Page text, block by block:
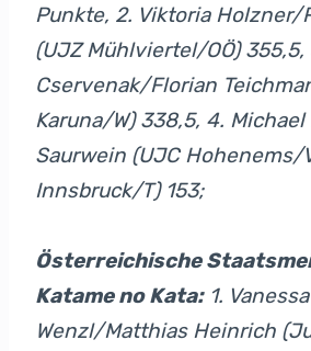
Punkte, 2. Viktoria Holzner/
(UJZ Mühlviertel/OÖ) 355,5,
Cservenak/Florian
Karuna/W) 338,5, 4.
Saurwein (UJC Hohenems/
Innsbruck/T) 153;
Österreichische
Katame no Kata:1. Vanessa
Wenzl/Matthias Heinrich